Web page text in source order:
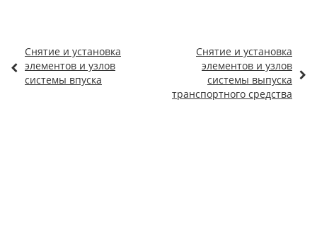
Снятие и установка
элементов и узлов
системы впуска
Снятие и установка
элементов и узлов
системы выпуска
транспортного средства